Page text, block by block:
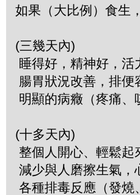
如果（大比例）食生
(三幾天內)
睡得好，精神好，活
腸胃狀況改善，排便
明顯的病癥（疼痛、
(十多天內)
整個人開心、輕鬆起
減少與人磨擦生氣，
各種排毒反應（發